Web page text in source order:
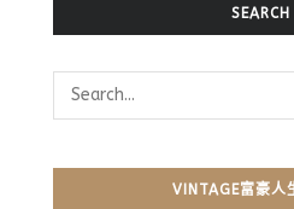
SEARCH
VINTAGE富豪人